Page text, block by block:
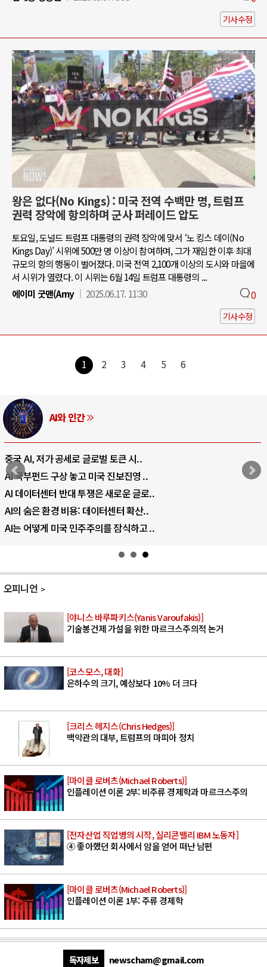
기사수정
왕은 없다(No Kings) : 미국 전역 수백만 명, 트럼프
권력 장악에 항의하며 군사 퍼레이드 압도
토요일, 도널드 트럼프 대통령의 권력 장악에 맞서 ‘노 킹스 데이(No
Kings Day)’ 시위에 500만 명 이상이 참여하며, 그가 재임한 이후 최대
규모의 항의 행동이 벌어졌다. 미국 전역 2,100개 이상의 도시와 마을에
서 시위가 열렸다. 이 시위는 6월 14일 트럼프 대통령의 ...
에이미 굿맨(Amy
2025.06.17. 11:30 0
기사수정
1 2 3 4 5 6
AI와 인간
중국 AI, 저가 공세로 글로벌 토큰 시..
AI 국부펀드 구상 놓고 미국 진보진영 ..
AI 데이터센터 반대 투쟁은 새로운 글로..
AI의 숨은 환경 비용: 데이터센터 확산..
AI는 어떻게 미국 민주주의를 잠식하고 ..
오피니언
[야니스 바루파키스(Yanis Varoufakis)]
기술봉건제 가설을 위한 마르크스주의적 논거
[코스모스, 대화]
은하수의 크기, 예상보다 10% 더 크다
[크리스 헤지스(Chris Hedges)]
백악관의 대부, 트럼프의 마피아 정치
[마이클 로버츠(Michael Roberts)]
인플레이션 이론 2부: 비주류 경제학과 마르크스주의
[전자산업 직업병의 시작, 실리콘밸리 IBM 노동자]
④ 좋아했던 회사에서 암을 얻어 떠난 남편
[마이클 로버츠(Michael Roberts)]
인플레이션 이론 1부: 주류 경제학
독자제보 newscham@gmail.com